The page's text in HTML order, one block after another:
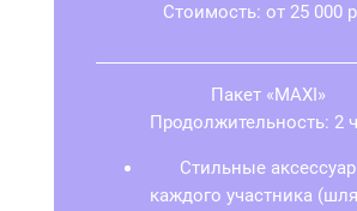
Стоимость: от 25 000
Пакет «MAXI»
Продолжительность: 2
Стильные
каждого участника